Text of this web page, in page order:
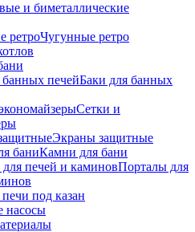
и биметаллические
Чугунные ретро
Баки для банных
Сетки и
Экраны защитные
Камни для бани
Порталы для
под казан
насосы